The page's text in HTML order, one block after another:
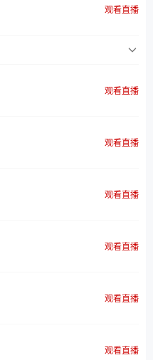
观看直播
观看直播
观看直播
观看直播
观看直播
观看直播
观看直播